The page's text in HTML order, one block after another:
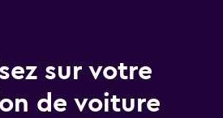
sur votre
de voiture